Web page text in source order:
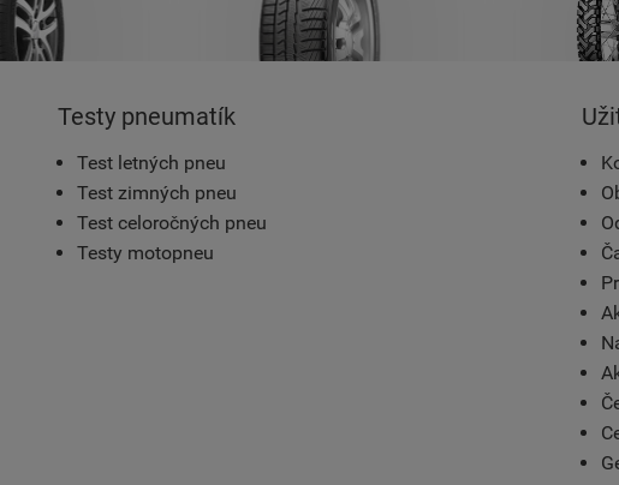
Testy pneumatík
Test letných pneu
Test zimných pneu
Test celoročných pneu
Testy motopneu